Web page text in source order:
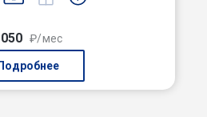
₽/мес
Подробнее